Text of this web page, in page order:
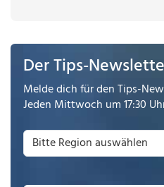
Der Tips-
Melde dich für den Tips-
Jeden Mittwoch um 17:30